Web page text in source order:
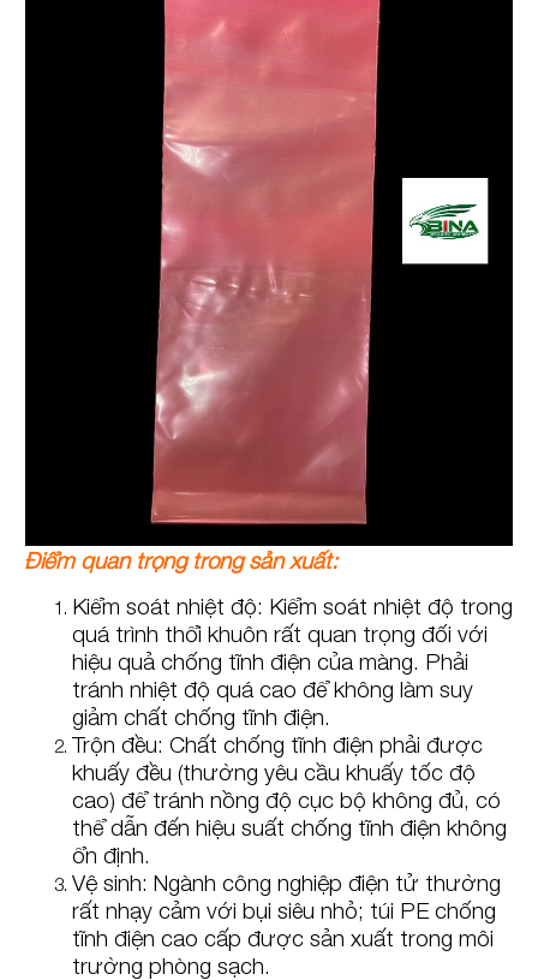
Điểm quan trọng trong sản xuất:
Kiểm soát nhiệt độ: Kiểm soát nhiệt độ trong
quá trình thổi khuôn rất quan trọng đối với
hiệu quả chống tĩnh điện của màng. Phải
tránh nhiệt độ quá cao để không làm suy
giảm chất chống tĩnh điện.
Trộn đều: Chất chống tĩnh điện phải được
khuấy đều (thường yêu cầu khuấy tốc độ
cao) để tránh nồng độ cục bộ không đủ, có
thể dẫn đến hiệu suất chống tĩnh điện không
ổn định.
Vệ sinh: Ngành công nghiệp điện tử thường
rất nhạy cảm với bụi siêu nhỏ; túi PE chống
tĩnh điện cao cấp được sản xuất trong môi
trường phòng sạch.